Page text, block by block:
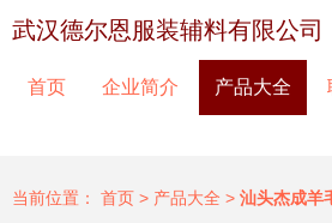
武汉德尔恩服装辅料有限公司
首页 企业简介 产品大全
当前位置： 首页 > 产品大全 > 汕头杰成羊